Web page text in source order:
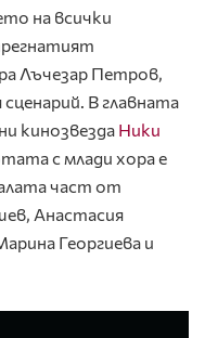
на всички
Лъчезар Петров,
В главната
кинозвезда Ники
с млади хора е
част от
Анастасия
Георгиева и